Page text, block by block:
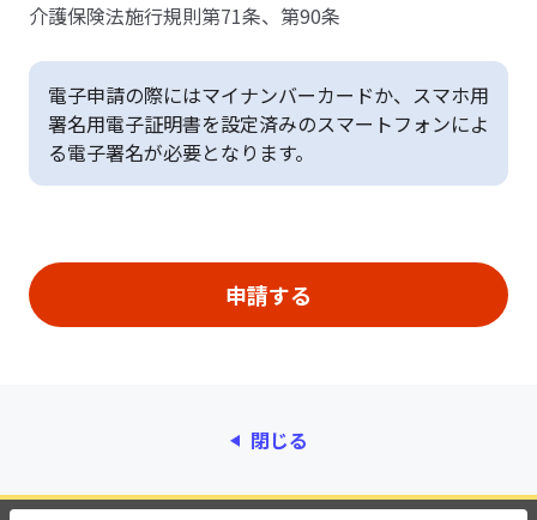
介護保険法施行規則第71条、第90条
電子申請の際にはマイナンバーカードか、スマホ用
署名用電子証明書を設定済みのスマートフォンによ
る電子署名が必要となります。
閉じる